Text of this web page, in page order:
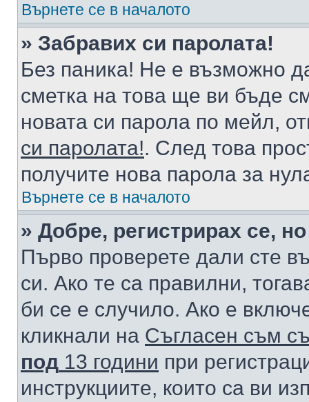
Върнете се в началото
» Забравих си паролата!
Без паника! Не е възможно
сметка на това ще ви бъде
новата си парола по мейл,
си паролата!. След това
получите нова парола за
Върнете се в началото
» Добре, регистрирах се,
Първо проверете дали сте
си. Ако те са правилни,
би се е случило. Ако е
кликнали на Съгласен съм
под 13 години при
инструкциите, които са ви